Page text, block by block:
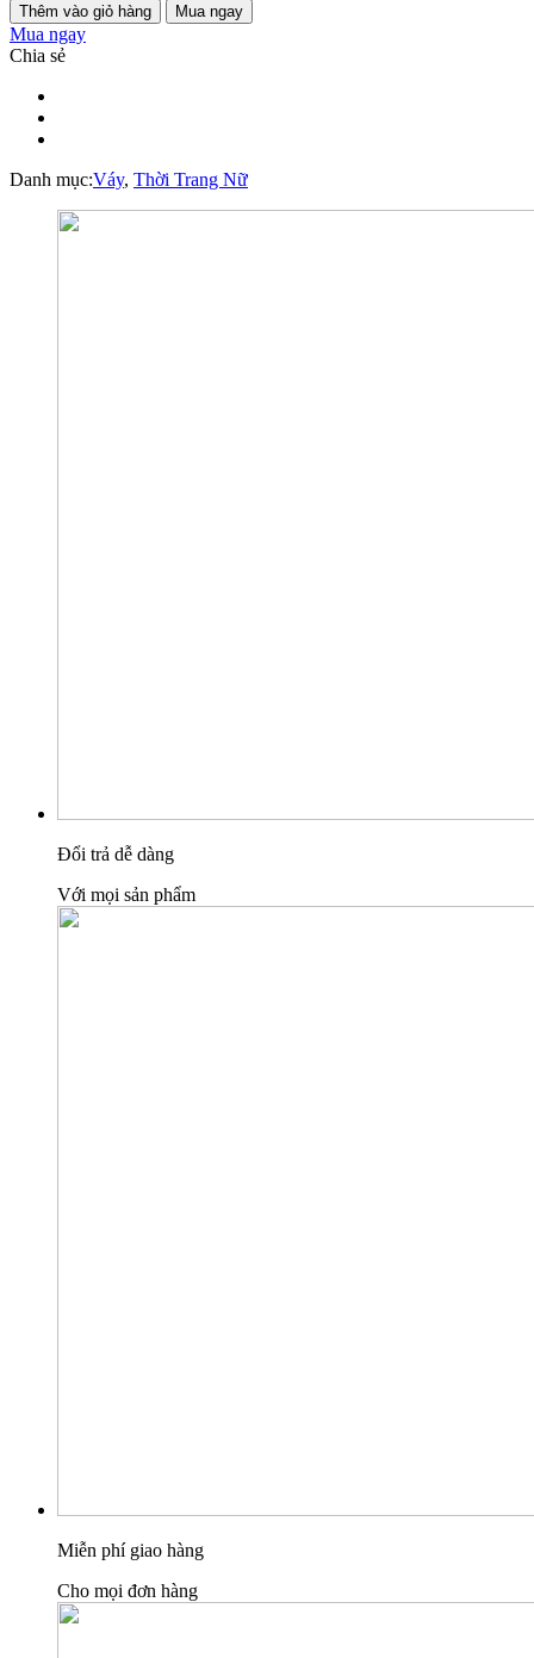
Thêm vào giỏ hàng
Mua ngay
Mua ngay
Chia sẻ
Danh mục:Váy, Thời Trang Nữ
Đổi trả dễ dàng
Với mọi sản phẩm
Miễn phí giao hàng
Cho mọi đơn hàng